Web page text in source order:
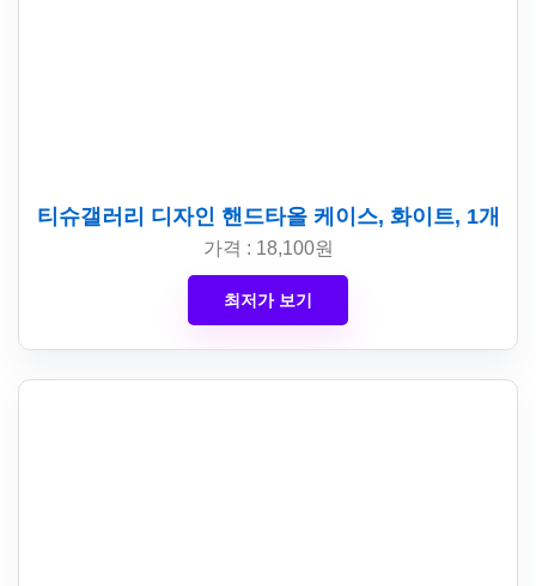
티슈갤러리 디자인 핸드타올 케이스, 화이트, 1개
가격 : 18,100원
최저가 보기